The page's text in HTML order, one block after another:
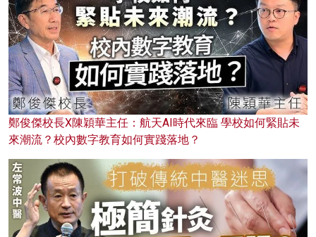
鄭俊傑校長X陳穎華主任：航天AI時代來臨 學校如何緊貼未
來潮流？校內數字教育如何實踐落地？